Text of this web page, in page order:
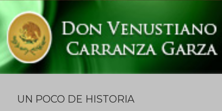
UN POCO DE HISTORIA